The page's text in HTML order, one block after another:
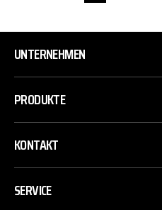
UNTERNEHMEN
PRODUKTE
KONTAKT
SERVICE